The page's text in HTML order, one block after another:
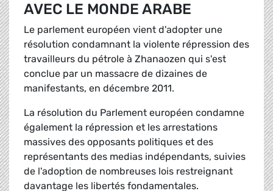
AVEC LE MONDE ARABE
Le parlement européen vient d'adopter une
résolution condamnant la violente répression des
travailleurs du pétrole à Zhanaozen qui s'est
conclue par un massacre de dizaines de
manifestants, en décembre 2011.
La résolution du Parlement européen condamne
également la répression et les arrestations
massives des opposants politiques et des
représentants des medias indépendants, suivies
de l'adoption de nombreuses lois restreignant
davantage les libertés fondamentales.